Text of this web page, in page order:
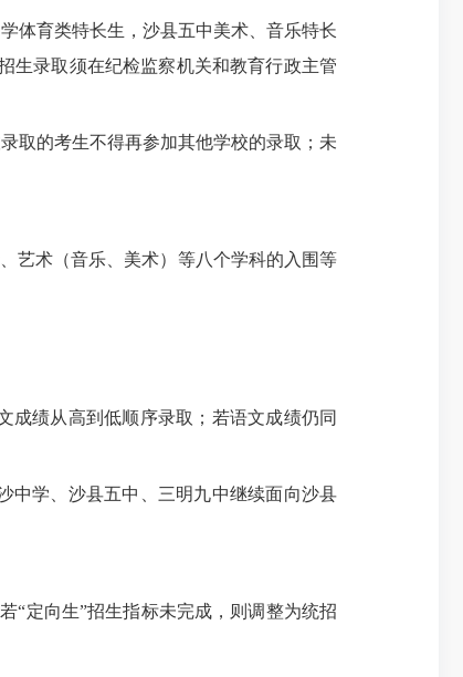
体育类特长生，沙县五中美术、音乐特长
生录取须在纪检监察机关和教育行政主管
取的考生不得再参加其他学校的录取；未
艺术（音乐、美术）等八个学科的入围等
绩从高到低顺序录取；若语文成绩仍同
学、沙县五中、三明九中继续面向沙县
定向生”招生指标未完成，则调整为统招